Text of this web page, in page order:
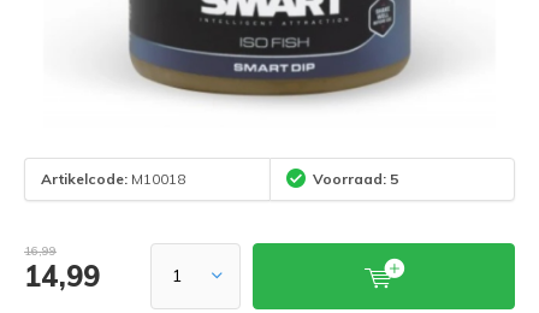
Artikelcode: M10018 Voorraad: 5
16,99
14,99